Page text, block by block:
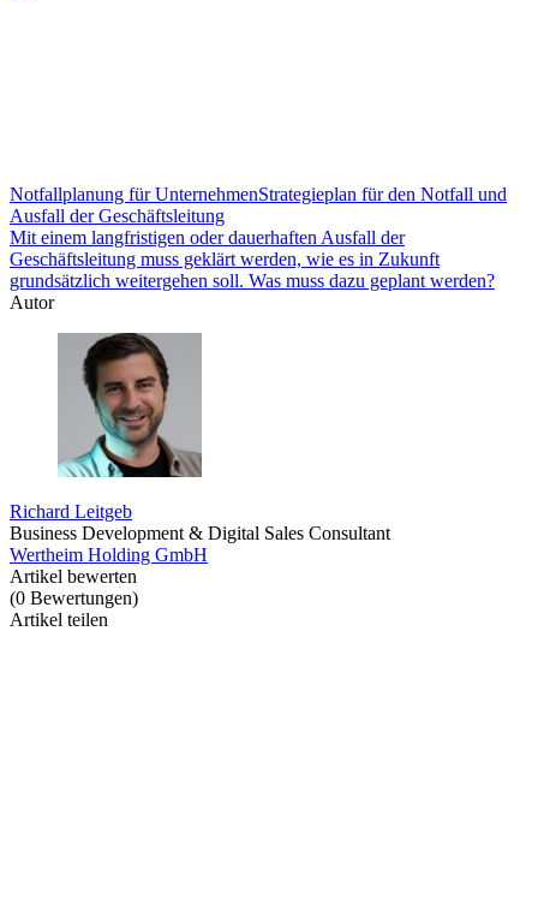
Notfallplanung für UnternehmenStrategieplan für den Notfall und
Ausfall der Geschäftsleitung
Mit einem langfristigen oder dauerhaften Ausfall der
Geschäftsleitung muss geklärt werden, wie es in Zukunft
grundsätzlich weitergehen soll. Was muss dazu geplant werden?
Autor
Richard Leitgeb
Business Development & Digital Sales Consultant
Wertheim Holding GmbH
Artikel bewerten
(0 Bewertungen)
Artikel teilen